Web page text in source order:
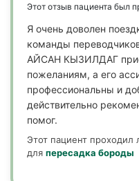
Этот отзыв пациента был
Я очень доволен
команды
АЙСАН КЫЗИЛДАГ
пожеланиям, а его
профессиональны и
действительно
помог.
Этот пациент проходил
для пересадка бороды